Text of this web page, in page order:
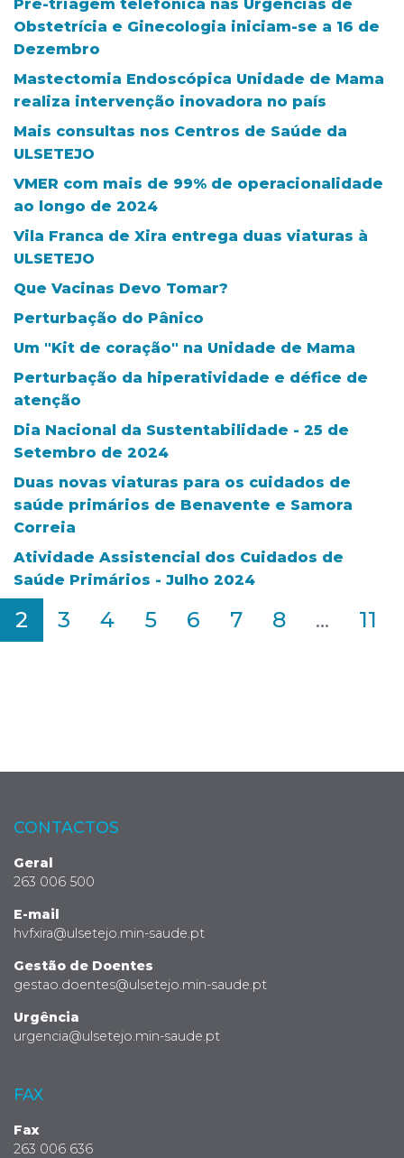
Pré-triagem telefónica nas Urgências de
Obstetrícia e Ginecologia iniciam-se a 16 de
Dezembro
Mastectomia Endoscópica Unidade de Mama
realiza intervenção inovadora no país
Mais consultas nos Centros de Saúde da
ULSETEJO
VMER com mais de 99% de operacionalidade
ao longo de 2024
Vila Franca de Xira entrega duas viaturas à
ULSETEJO
Que Vacinas Devo Tomar?
Perturbação do Pânico
Um "Kit de coração" na Unidade de Mama
Perturbação da hiperatividade e défice de
atenção
Dia Nacional da Sustentabilidade - 25 de
Setembro de 2024
Duas novas viaturas para os cuidados de
saúde primários de Benavente e Samora
Correia
Atividade Assistencial dos Cuidados de
Saúde Primários - Julho 2024
2 3 4 5 6 7 8 ... 11
CONTACTOS
Geral
263 006 500
E-mail
hvfxira@ulsetejo.min-saude.pt
Gestão de Doentes
gestao.doentes@ulsetejo.min-saude.pt
Urgência
urgencia@ulsetejo.min-saude.pt
FAX
Fax
263 006 636